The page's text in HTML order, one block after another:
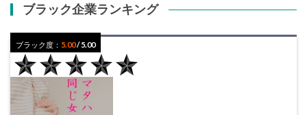
ブラック企業ランキング
ブラック度： 5.00/ 5.00